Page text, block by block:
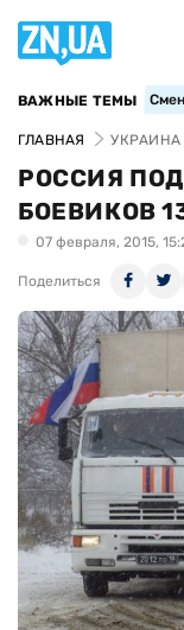
ВАЖНЫЕ ТЕМЫ
ГЛАВНАЯ УКРАИНА
РОССИЯ
БОЕВИКОВ
07 февраля, 2015,
Поделиться